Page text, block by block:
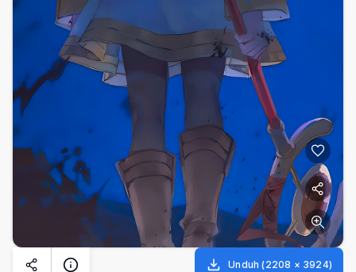
Unduh (2208 × 3924)